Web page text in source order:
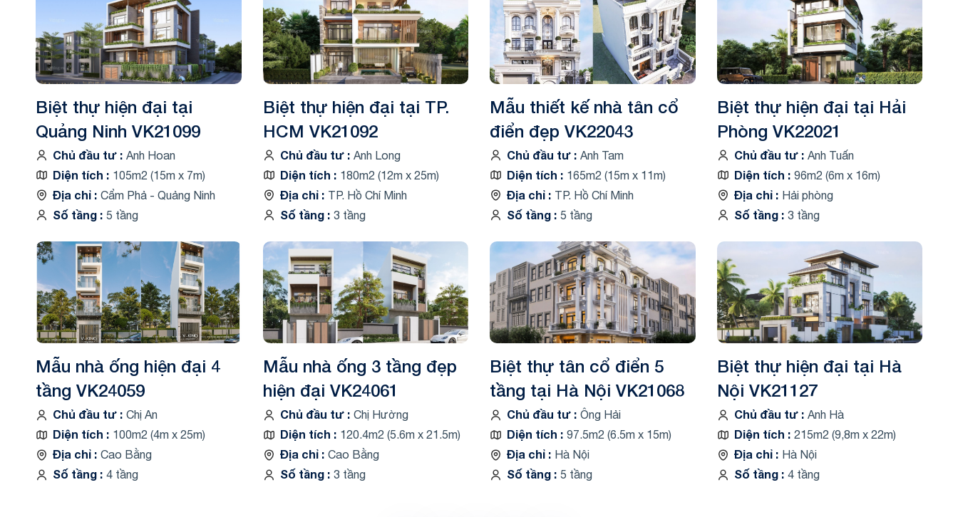
Biệt thự 3 tầng
Biệt thự 4 tầng
Biệt thự hiện đại tại
Quảng Ninh VK21099
Chủ đầu tư Anh Hoan
Diện tích 105m2 (15m x 7m)
Địa chỉ Cẩm Phả - Quảng Ninh
Số tầng 5 tầng
Biệt thự hiện đại tại TP.
HCM VK21092
Chủ đầu tư Anh Long
Diện tích 180m2 (12m x 25m)
Địa chỉ TP. Hồ Chí Minh
Số tầng 3 tầng
Mẫu thiết kế nhà tân cổ
điển đẹp VK22043
Chủ đầu tư Anh Tam
Diện tích 165m2 (15m x 11m)
Địa chỉ TP. Hồ Chí Minh
Số tầng 5 tầng
Biệt thự hiện đại tại Hải
Phòng VK22021
Chủ đầu tư Anh Tuấn
Diện tích 96m2 (6m x 16m)
Địa chỉ Hải phòng
Số tầng 3 tầng
Mẫu nhà ống hiện đại 4
tầng VK24059
Chủ đầu tư Chị An
Diện tích 100m2 (4m x 25m)
Địa chỉ Cao Bằng
Số tầng 4 tầng
Mẫu nhà ống 3 tầng đẹp
hiện đại VK24061
Chủ đầu tư Chị Hường
Diện tích 120.4m2 (5.6m x 21.5m)
Địa chỉ Cao Bằng
Số tầng 3 tầng
Biệt thự tân cổ điển 5
tầng tại Hà Nội VK21068
Chủ đầu tư Ông Hải
Diện tích 97.5m2 (6.5m x 15m)
Địa chỉ Hà Nội
Số tầng 5 tầng
Biệt thự hiện đại tại Hà
Nội VK21127
Chủ đầu tư Anh Hà
Diện tích 215m2 (9,8m x 22m)
Địa chỉ Hà Nội
Số tầng 4 tầng